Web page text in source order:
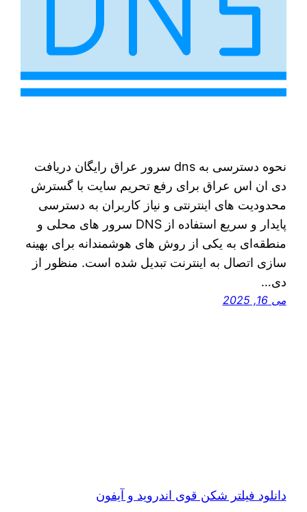
نحوه دسترسی به dns سرور عراق رایگان دریافت
دی ان اس عراق برای رفع تحریم سایت با گسترش
محدودیت‌ های اینترنتی و نیاز کاربران به دسترسی
پایدار و سریع استفاده از DNS سرور های محلی و
منطقه‌ای به یکی از روش‌ های هوشمندانه برای بهینه‌
سازی اتصال به اینترنت تبدیل شده است. منظور از
دی…
می 16, 2025
دانلود فیلتر شکن قوی اندروید و آیفون